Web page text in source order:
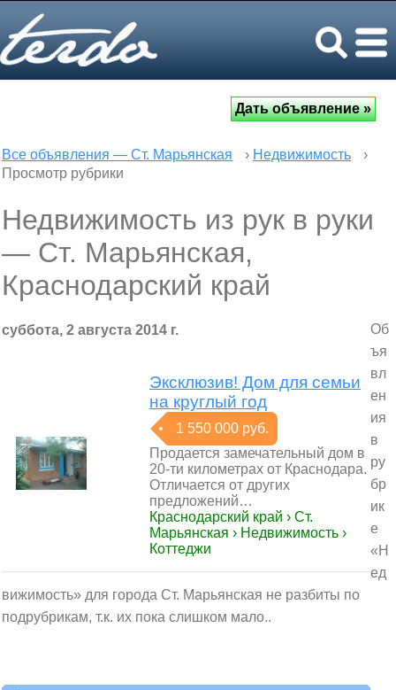
Все объявления — Ст. Марьянская › Недвижимость
›
Просмотр рубрики
Недвижимость из рук в руки
— Ст. Марьянская,
Краснодарский край
суббота, 2 августа 2014 г.
Эксклюзив! Дом для семьи
на круглый год
1 550 000 руб.
Продается замечательный дом в
20-ти километрах от Краснодара.
Отличается от других
предложений…
Краснодарский край › Ст.
Марьянская › Недвижимость ›
Коттеджи
Об
ъя
вл
ен
ия
в
ру
бр
ик
е
«Н
ед
вижимость» для города Ст. Марьянская не разбиты по
подрубрикам, т.к. их пока слишком мало..